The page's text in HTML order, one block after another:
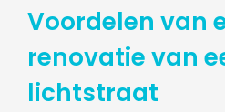
Voordelen van
renovatie van
lichtstraat